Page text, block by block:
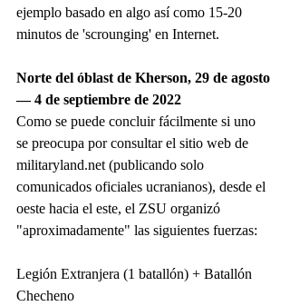
ejemplo basado en algo así como 15-20
minutos de 'scrounging' en Internet.
Norte del óblast de Kherson, 29 de agosto
— 4 de septiembre de 2022
Como se puede concluir fácilmente si uno
se preocupa por consultar el sitio web de
militaryland.net (publicando solo
comunicados oficiales ucranianos), desde el
oeste hacia el este, el ZSU organizó
"aproximadamente" las siguientes fuerzas:
Legión Extranjera (1 batallón) + Batallón
Checheno